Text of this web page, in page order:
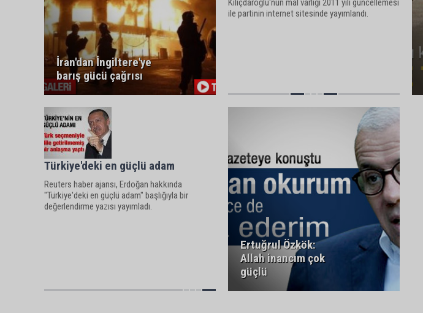
İran'dan İngiltere'ye
barış gücü çağrısı
Kılıçdaroğlu'nun mal varlığı 2011 yılı güncellemesi
ile partinin internet sitesinde yayımlandı.
Türkiye'deki en güçlü adam
Reuters haber ajansı, Erdoğan hakkında
"Türkiye'deki en güçlü adam" başlığıyla bir
değerlendirme yazısı yayımladı.
Ertuğrul Özkök:
Allah inancım çok
güçlü